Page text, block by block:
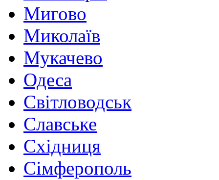
Мигово
Миколаїв
Мукачево
Одеса
Світловодськ
Славське
Східниця
Сімферополь